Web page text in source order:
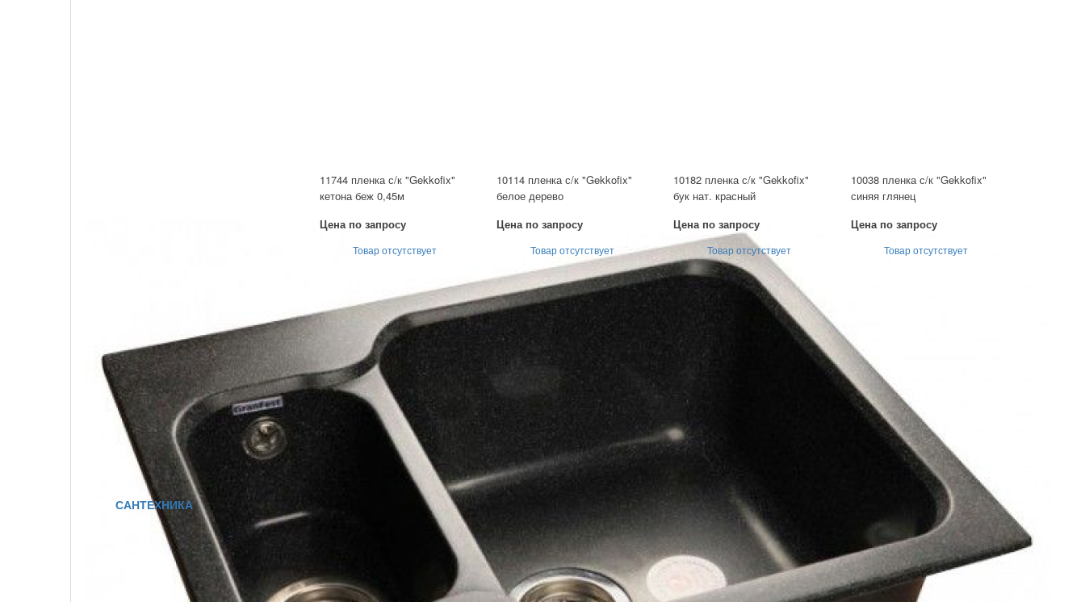
САНТЕХНИКА
11744 пленка с/к "Gekkofix"
кетона беж 0,45м
Цена по запросу
Товар отсутствует
10114 пленка с/к "Gekkofix"
белое дерево
Цена по запросу
Товар отсутствует
10182 пленка с/к "Gekkofix"
бук нат. красный
Цена по запросу
Товар отсутствует
10038 пленка с/к "Gekkofix"
синяя глянец
Цена по запросу
Товар отсутствует